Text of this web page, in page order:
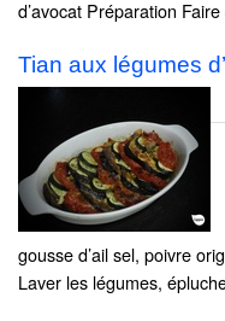
d’avocat Préparation
Tian aux légumes
gousse d’ail sel, poivre
Laver les légumes,